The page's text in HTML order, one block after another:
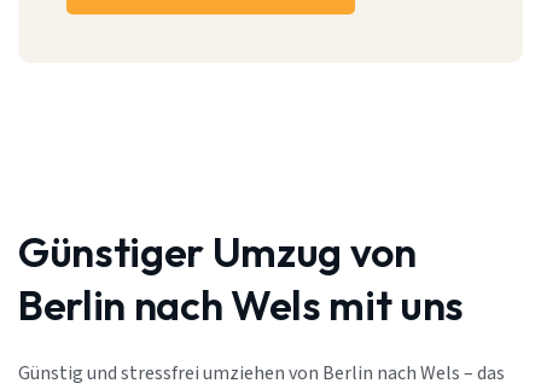
Günstiger Umzug von
Berlin nach Wels mit uns
Günstig und stressfrei umziehen von Berlin nach Wels – das